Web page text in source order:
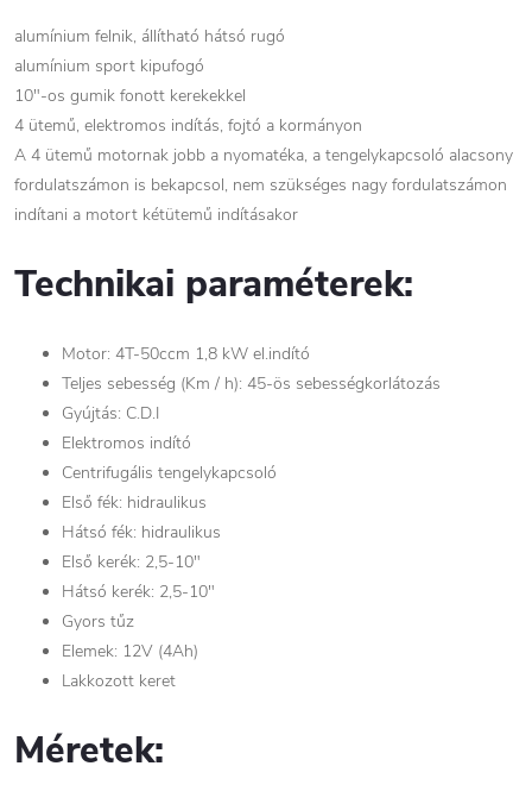
alumínium felnik, állítható hátsó rugó
alumínium sport kipufogó
10"-os gumik fonott kerekekkel
4 ütemű, elektromos indítás, fojtó a kormányon
A 4 ütemű motornak jobb a nyomatéka, a tengelykapcsoló alacsony
fordulatszámon is bekapcsol, nem szükséges nagy fordulatszámon
indítani a motort kétütemű indításakor
Technikai paraméterek:
Motor: 4T-50ccm 1,8 kW el.indító
Teljes sebesség (Km / h): 45-ös sebességkorlátozás
Gyújtás: C.D.I
Elektromos indító
Centrifugális tengelykapcsoló
Első fék: hidraulikus
Hátsó fék: hidraulikus
Első kerék: 2,5-10"
Hátsó kerék: 2,5-10"
Gyors tűz
Elemek: 12V (4Ah)
Lakkozott keret
Méretek: